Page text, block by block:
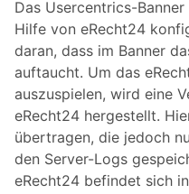
Das Usercentrics-
Hilfe von eRecht24
daran, dass im Banner
auftaucht. Um das
auszuspielen, wird eine
eRecht24 hergestellt.
übertragen, die jedoch
den Server-Logs
eRecht24 befindet sich